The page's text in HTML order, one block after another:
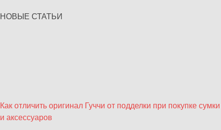
НОВЫЕ СТАТЬИ
Как отличить оригинал Гуччи от подделки при покупке сумки
и аксессуаров